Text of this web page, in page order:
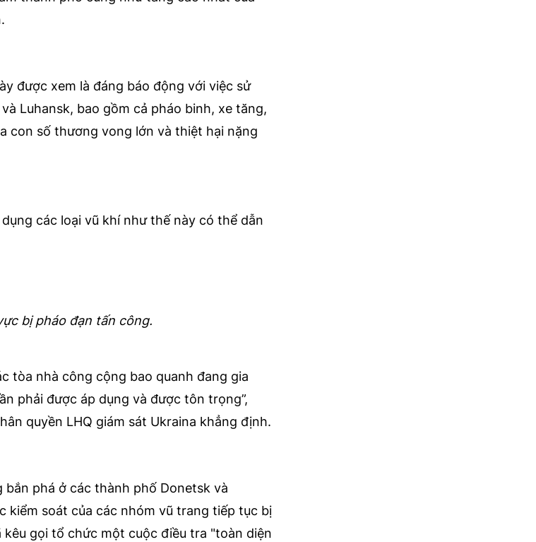
được xem là đáng báo động với việc sử
Luhansk, bao gồm cả pháo binh, xe tăng,
con số thương vong lớn và thiệt hại nặng
các loại vũ khí như thế này có thể dẫn
bị pháo đạn tấn công.
tòa nhà công cộng bao quanh đang gia
phải được áp dụng và được tôn trọng”,
quyền LHQ giám sát Ukraina khẳng định.
bắn phá ở các thành phố Donetsk và
kiểm soát của các nhóm vũ trang tiếp tục bị
kêu gọi tổ chức một cuộc điều tra "toàn diện